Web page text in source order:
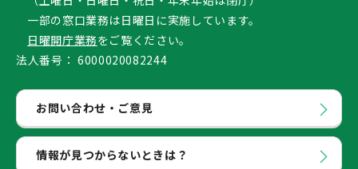
一部の窓口業務は日曜日に実施しています。
日曜開庁業務をご覧ください。
法人番号： 6000020082244
お問い合わせ・ご意見
情報が見つからないときは？